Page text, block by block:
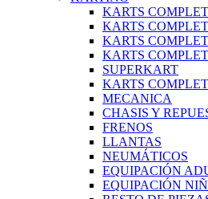
KARTS
KARTS
KARTS
KARTS
SUPERKART
KARTS
MECANICA
CHASIS Y
FRENOS
LLANTAS
NEUMÁTICOS
EQUIPACIÓN
EQUIPACIÓN